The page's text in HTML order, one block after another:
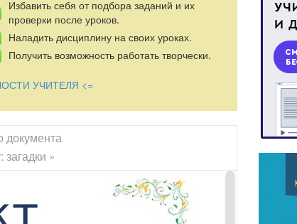
поэзии, и в «Эдде», и в «Калевале»
славянские песни с загадками в общем
того, что невеста не глупее
и загадки в чисто сказочной форме; этих
Избавить себя от подбора заданий и их
проверки после уроков.
Наладить дисциплину на своих уроках.
Получить возможность работать творчески.
УЧИТЕЛЯ <=
документа
»